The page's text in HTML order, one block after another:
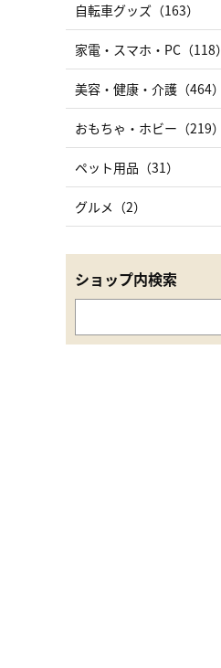
自転車グッズ（163）
家電・スマホ・PC（118）
美容・健康・介護（464）
おもちゃ・ホビー（219）
ペット用品（31）
グルメ（2）
ショップ内検索